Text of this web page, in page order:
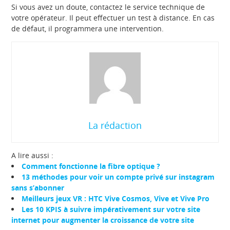
Si vous avez un doute, contactez le service technique de
votre opérateur. Il peut effectuer un test à distance. En cas
de défaut, il programmera une intervention.
La rédaction
A lire aussi :
Comment fonctionne la fibre optique ?
13 méthodes pour voir un compte privé sur instagram
sans s’abonner
Meilleurs jeux VR : HTC Vive Cosmos, Vive et Vive Pro
Les 10 KPIS à suivre impérativement sur votre site
internet pour augmenter la croissance de votre site